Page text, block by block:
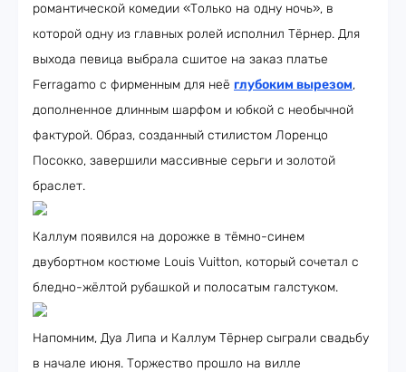
романтической комедии «Только на одну ночь», в
которой одну из главных ролей исполнил Тёрнер. Для
выхода певица выбрала сшитое на заказ платье
Ferragamo с фирменным для неё глубоким вырезом,
дополненное длинным шарфом и юбкой с необычной
фактурой. Образ, созданный стилистом Лоренцо
Посокко, завершили массивные серьги и золотой
браслет.
Каллум появился на дорожке в тёмно-синем
двубортном костюме Louis Vuitton, который сочетал с
бледно-жёлтой рубашкой и полосатым галстуком.
Напомним, Дуа Липа и Каллум Тёрнер сыграли свадьбу
в начале июня. Торжество прошло на вилле